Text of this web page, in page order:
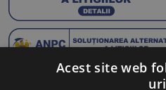
Acest site web
uri